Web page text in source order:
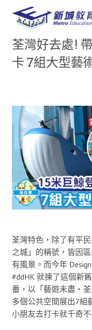
荃灣好去處!
卡 7組大型藝
荃灣特色，除了有平
之城」的稱號，皆因
有風景。而今年
#ddHK 就揀了這個新
番，以「藝遊未盡・
多個公共空間展出7組
小朋友去打卡就千奇